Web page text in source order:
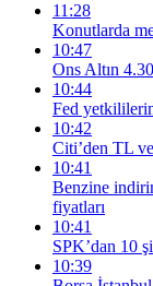
11:28
Konutlarda
10:47
Ons Altın
10:44
Fed
10:42
Citi’den TL
10:41
Benzine
fiyatları
10:41
SPK’dan 10
10:39